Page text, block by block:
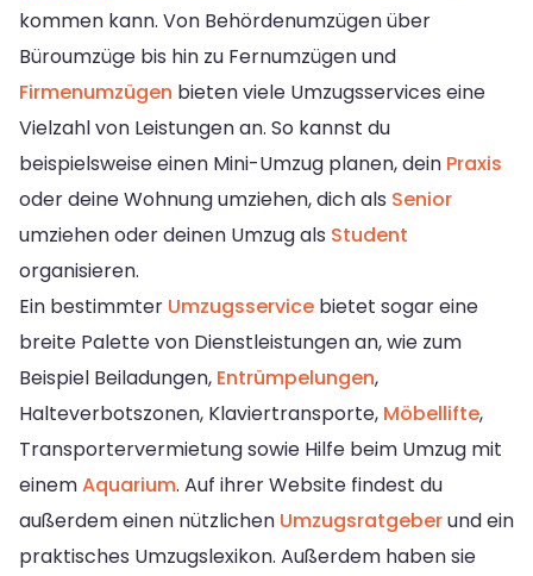
kommen kann. Von Behördenumzügen über
Büroumzüge bis hin zu Fernumzügen und
Firmenumzügen bieten viele Umzugsservices eine
Vielzahl von Leistungen an. So kannst du
beispielsweise einen Mini-Umzug planen, dein Praxis
oder deine Wohnung umziehen, dich als Senior
umziehen oder deinen Umzug als Student
organisieren.
Ein bestimmter Umzugsservice bietet sogar eine
breite Palette von Dienstleistungen an, wie zum
Beispiel Beiladungen, Entrümpelungen,
Halteverbotszonen, Klaviertransporte, Möbellifte,
Transportervermietung sowie Hilfe beim Umzug mit
einemAquarium. Auf ihrer Website findest du
außerdem einen nützlichen Umzugsratgeberund ein
praktisches Umzugslexikon. Außerdem haben sie